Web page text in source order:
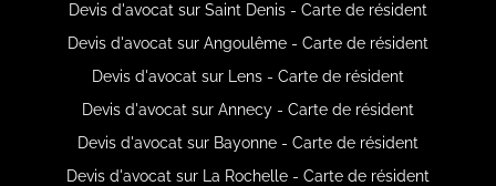
Devis d'avocat sur Saint Denis - Carte de résident
Devis d'avocat sur Angoulême - Carte de résident
Devis d'avocat sur Lens - Carte de résident
Devis d'avocat sur Annecy - Carte de résident
Devis d'avocat sur Bayonne - Carte de résident
Devis d'avocat sur La Rochelle - Carte de résident